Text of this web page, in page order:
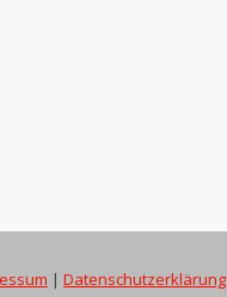
| Datenschutzerklärung